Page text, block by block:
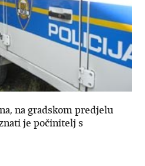
na gradskom predjelu
je počinitelj s